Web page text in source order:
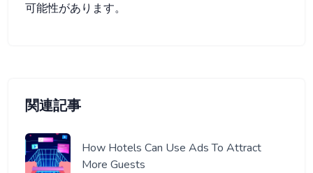
関連記事
How Hotels Can Use Ads To Attract
More Guests
可能性があります。